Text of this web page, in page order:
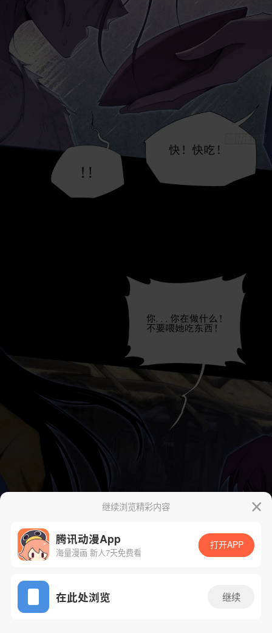
App免费看
继续浏览精彩内容
腾讯动漫App
海量漫画 新人7天免费看
打开APP
在此处浏览 继续